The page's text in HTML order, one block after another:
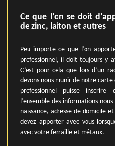
Ce que l’on se doit
de zinc, laiton et autres
Peu importe ce que l’on
professionnel, il doit toujours y
C’est pour cela que lors d’un
devons nous munir de notre
professionnel puisse
l’ensemble des informations
naissance, adresse de domicile
devez apporter avec vous
avec votre ferraille et métaux.